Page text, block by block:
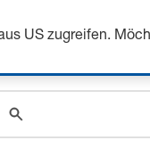
US zugreifen.